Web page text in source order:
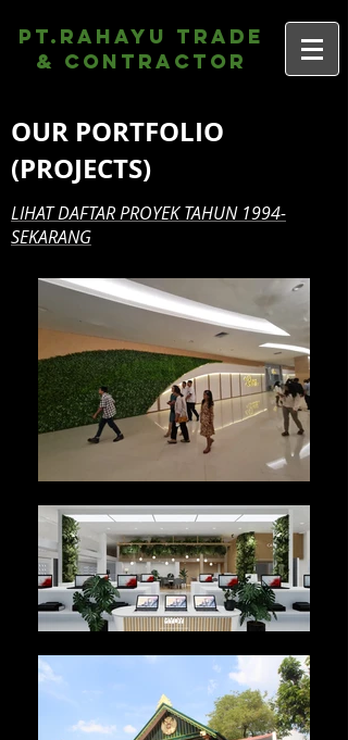
PT.Rahayu Trade
& Contractor
OUR PORTFOLIO
(PROJECTS)
LIHAT DAFTAR PROYEK TAHUN 1994-
SEKARANG